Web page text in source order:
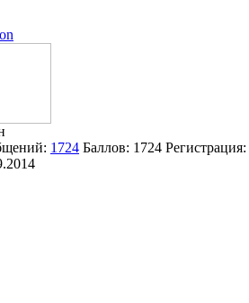
1724 Баллов: 1724 Регистрация: